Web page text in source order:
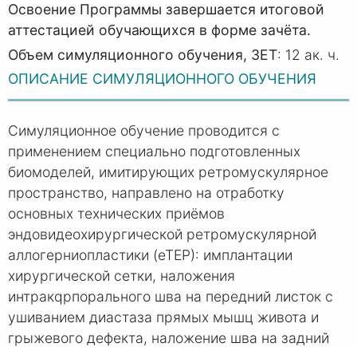
Освоение Программы завершается итоговой
аттестацией обучающихся в форме зачёта.
Объем симуляционного обучения, ЗЕТ: 12 ак. ч.
ОПИСАНИЕ СИМУЛЯЦИОННОГО ОБУЧЕНИЯ
Симуляционное обучение проводится с
применением специально подготовленных
биомоделей, имитирующих ретромускулярное
пространство, направлено на отработку
основных технических приёмов
эндовидеохирургической ретромускулярной
аллогерниопластики (еТЕР): имплантации
хирургической сетки, наложения
интракqрпорального шва на передний листок с
ушиванием диастаза прямых мышц живота и
грыжевого дефекта, наложение шва на задний